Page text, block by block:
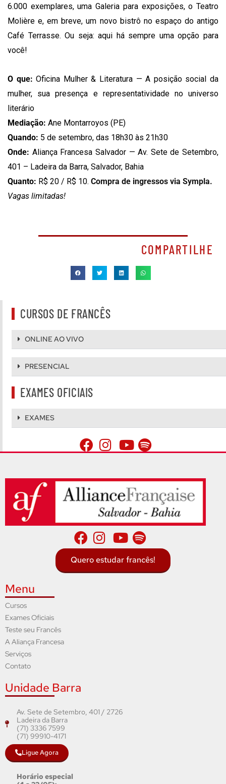
6.000 exemplares, uma Galeria para exposições, o Teatro
Molière e, em breve, um novo bistrô no espaço do antigo
Café Terrasse. Ou seja: aqui há sempre uma opção para
você!
O que: Oficina Mulher & Literatura — A posição social da
mulher, sua presença e representatividade no universo
literário
Mediação: Ane Montarroyos (PE)
Quando: 5 de setembro, das 18h30 às 21h30
Onde: Aliança Francesa Salvador — Av. Sete de Setembro,
401 – Ladeira da Barra, Salvador, Bahia
Quanto: R$ 20 / R$ 10. Compra de ingressos via Sympla.
Vagas limitadas!
COMPARTILHE
CURSOS DE FRANCÊS
ONLINE AO VIVO
PRESENCIAL
EXAMES OFICIAIS
EXAMES
Quero estudar francês!
Menu
Cursos
Exames Oficiais
Teste seu Francês
A Aliança Francesa
Serviços
Contato
Unidade Barra
Av. Sete de Setembro, 401 / 2726
Ladeira da Barra
(71) 3336 7599
(71) 99910-4171
Ligue Agora
Horário especial